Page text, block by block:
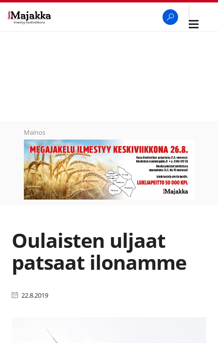
Avaa
Mainos
Oulaisten uljaat
patsaat ilonamme
22.8.2019